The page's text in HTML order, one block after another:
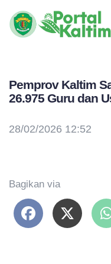
Pemprov Kaltim
26.975 Guru dan
28/02/2026 12:52
Bagikan via